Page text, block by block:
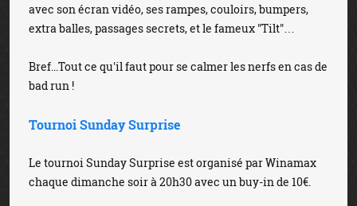
avec son écran vidéo, ses rampes, couloirs, bumpers,
extra balles, passages secrets, et le fameux "Tilt"…
Bref...Tout ce qu'il faut pour se calmer les nerfs en cas de
bad run !
Tournoi Sunday Surprise
Le tournoi Sunday Surprise est organisé par Winamax
chaque dimanche soir à 20h30 avec un buy-in de 10€.